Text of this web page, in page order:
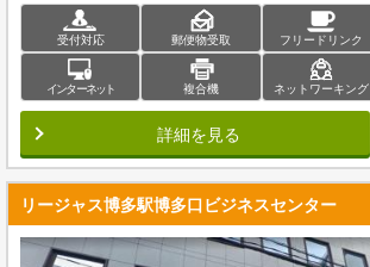
受付対応 郵便物受取 フリードリンク
インターネット 複合機 ネットワーキング
詳細を見る
リージャス博多駅博多口ビジネスセンター